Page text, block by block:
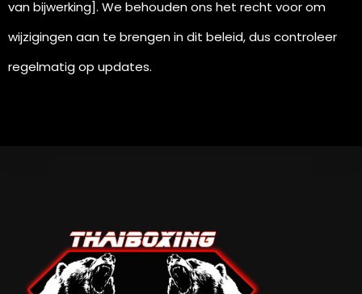
van bijwerking]. We behouden ons het recht voor om
wijzigingen aan te brengen in dit beleid, dus controleer
regelmatig op updates.